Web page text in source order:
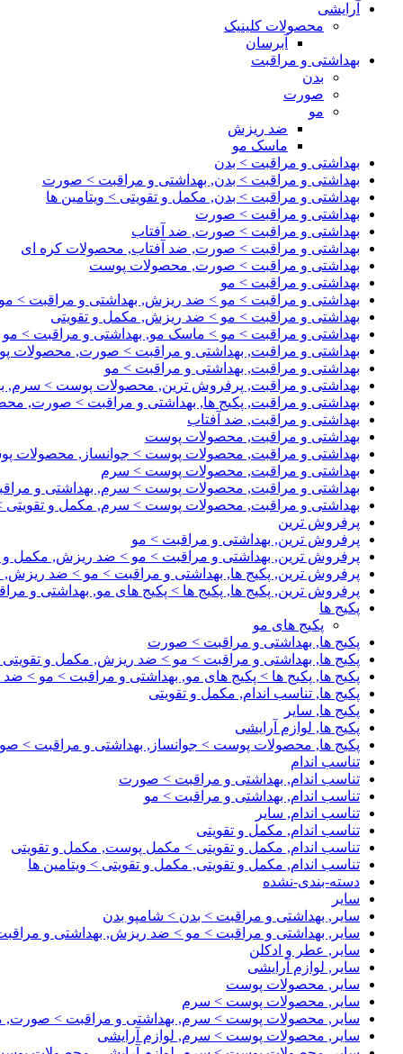
آرایشی
محصولات کلینیک
آبرسان
بهداشتی و مراقبت
بدن
صورت
مو
ضد ریزش
ماسک مو
بهداشتی و مراقبت > بدن
بهداشتی و مراقبت > بدن, بهداشتی و مراقبت > صورت
بهداشتی و مراقبت > بدن, مکمل و تقویتی > ویتامین ها
بهداشتی و مراقبت > صورت
بهداشتی و مراقبت > صورت, ضد آفتاب
بهداشتی و مراقبت > صورت, ضد آفتاب, محصولات کره ای
بهداشتی و مراقبت > صورت, محصولات پوست
بهداشتی و مراقبت > مو
بهداشتی و مراقبت > مو > ضد ریزش, بهداشتی و مراقبت > مو
بهداشتی و مراقبت > مو > ضد ریزش, مکمل و تقویتی
بهداشتی و مراقبت > مو > ماسک مو, بهداشتی و مراقبت > مو
بهداشتی و مراقبت, بهداشتی و مراقبت > صورت, محصولات
بهداشتی و مراقبت, بهداشتی و مراقبت > مو
بهداشتی و مراقبت, پرفروش ترین, محصولات پوست > سرم,
بهداشتی و مراقبت, پکیج ها, بهداشتی و مراقبت > صورت,
بهداشتی و مراقبت, ضد آفتاب
بهداشتی و مراقبت, محصولات پوست
بهداشتی و مراقبت, محصولات پوست > جوانساز, محصولات
بهداشتی و مراقبت, محصولات پوست > سرم
بهداشتی و مراقبت, محصولات پوست > سرم, بهداشتی و
بهداشتی و مراقبت, محصولات پوست > سرم, مکمل و تقویتی >
پرفروش ترین
پرفروش ترین, بهداشتی و مراقبت > مو
پرفروش ترین, بهداشتی و مراقبت > مو > ضد ریزش, مکمل و
پرفروش ترین, پکیج ها, بهداشتی و مراقبت > مو > ضد ریزش,
پرفروش ترین, پکیج ها, پکیج ها > پکیج های مو, بهداشتی و
پکیج ها
پکیج های مو
پکیج ها, بهداشتی و مراقبت > صورت
پکیج ها, بهداشتی و مراقبت > مو > ضد ریزش, مکمل و
پکیج ها, پکیج ها > پکیج های مو, بهداشتی و مراقبت > مو >
پکیج ها, تناسب اندام, مکمل و تقویتی
پکیج ها, سایر
پکیج ها, لوازم آرایشی
پکیج ها, محصولات پوست > جوانساز, بهداشتی و مراقبت >
تناسب اندام
تناسب اندام, بهداشتی و مراقبت > صورت
تناسب اندام, بهداشتی و مراقبت > مو
تناسب اندام, سایر
تناسب اندام, مکمل و تقویتی
تناسب اندام, مکمل و تقویتی > مکمل پوست, مکمل و تقویتی
تناسب اندام, مکمل و تقویتی, مکمل و تقویتی > ویتامین ها
دسته-بندی-نشده
سایر
سایر, بهداشتی و مراقبت > بدن > شامپو بدن
سایر, بهداشتی و مراقبت > مو > ضد ریزش, بهداشتی و
سایر, عطر و ادکلن
سایر, لوازم آرایشی
سایر, محصولات پوست
سایر, محصولات پوست > سرم
سایر, محصولات پوست > سرم, بهداشتی و مراقبت >
سایر, محصولات پوست > سرم, لوازم آرایشی